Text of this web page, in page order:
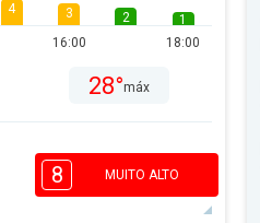
4
3
16:00
2
1
18:00
28°máx
8 MUITO ALTO